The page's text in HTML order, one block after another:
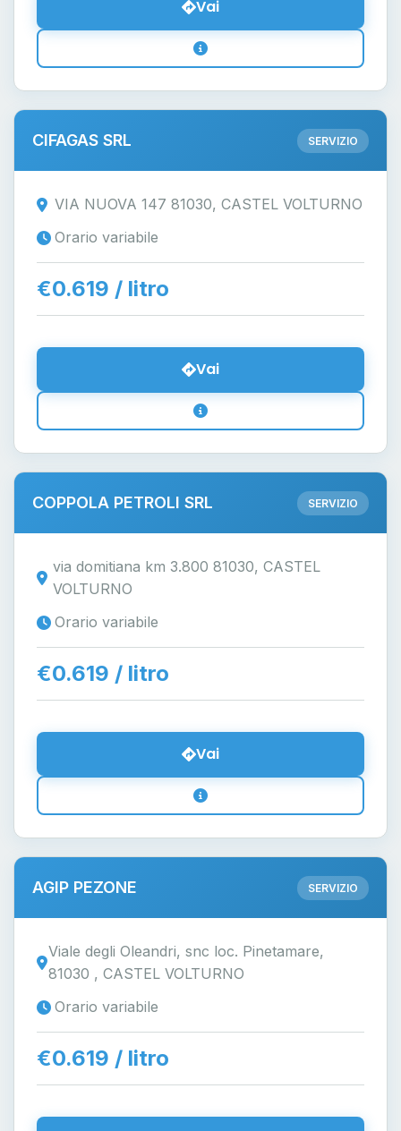
Vai
CIFAGAS SRL SERVIZIO
VIA NUOVA 147 81030, CASTEL VOLTURNO
Orario variabile
€0.619 / litro
Vai
COPPOLA PETROLI SRL SERVIZIO
via domitiana km 3.800 81030, CASTEL
VOLTURNO
Orario variabile
€0.619 / litro
Vai
AGIP PEZONE SERVIZIO
Viale degli Oleandri, snc loc. Pinetamare,
81030 , CASTEL VOLTURNO
Orario variabile
€0.619 / litro